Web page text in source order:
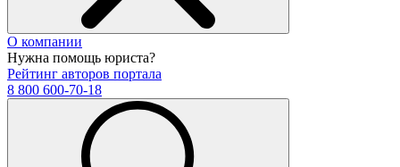
О компании
Нужна помощь юриста?
Рейтинг авторов портала
8 800 600-70-18